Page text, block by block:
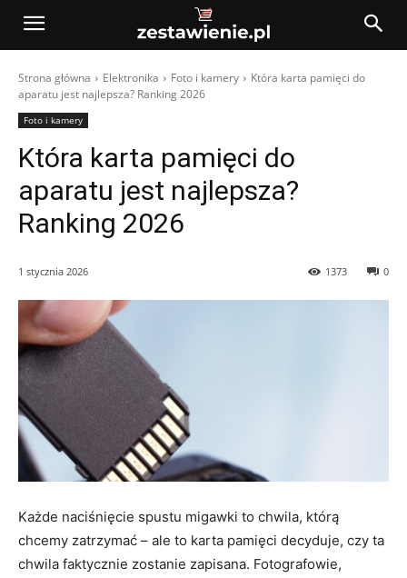
Strona główna Elektronika Foto i kamery
Która karta pamięci do
aparatu jest najlepsza? Ranking 2026
Foto i kamery
Która karta pamięci do
aparatu jest najlepsza?
Ranking 2026
1 stycznia 2026 0
1373
Każde naciśnięcie spustu migawki to chwila, którą
chcemy zatrzymać – ale to karta pamięci decyduje, czy ta
chwila faktycznie zostanie zapisana. Fotografowie,